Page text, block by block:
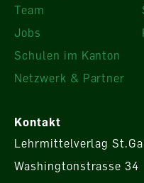
Team
Jobs
Schulen im Kanton
Netzwerk & Partner
Kontakt
Lehrmittelverlag
Washingtonstrasse 34